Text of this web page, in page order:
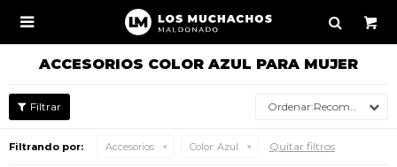

ACCESORIOS COLOR AZUL PARA MUJER
Recomendados
Filtrando por: Accesorios Color: Azul Quitar filtros